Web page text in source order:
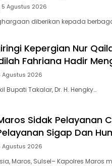
5 Agustus 2026
diberikan kepada
Kepergian Nur
Fahriana Hadir
Agustus 2026
Bupati Takalar, Dr. H. Hengky…
Sidak Pelayanan
Sigap Dan
Agustus 2026
Maros, Sulsel– Kapolres Maros